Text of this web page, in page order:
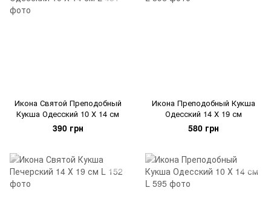
Икона Святой Преподобный
Кукша Одесский 10 Х 14 см
390 грн
Икона Преподобный Кукша
Одесский 14 Х 19 см
580 грн